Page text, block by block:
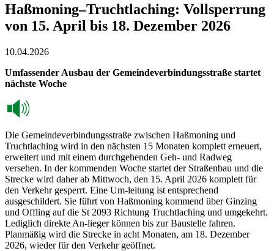
Haßmoning–Truchtlaching: Vollsperrung
von 15. April bis 18. Dezember 2026
10.04.2026
Umfassender Ausbau der Gemeindeverbindungsstraße startet
nächste Woche
Die Gemeindeverbindungsstraße zwischen Haßmoning und
Truchtlaching wird in den nächsten 15 Monaten komplett erneuert,
erweitert und mit einem durchgehenden Geh- und Radweg
versehen. In der kommenden Woche startet der Straßenbau und die
Strecke wird daher ab Mittwoch, den 15. April 2026 komplett für
den Verkehr gesperrt. Eine Um-leitung ist entsprechend
ausgeschildert. Sie führt von Haßmoning kommend über Ginzing
und Offling auf die St 2093 Richtung Truchtlaching und umgekehrt.
Lediglich direkte An-lieger können bis zur Baustelle fahren.
Planmäßig wird die Strecke in acht Monaten, am 18. Dezember
2026, wieder für den Verkehr geöffnet.